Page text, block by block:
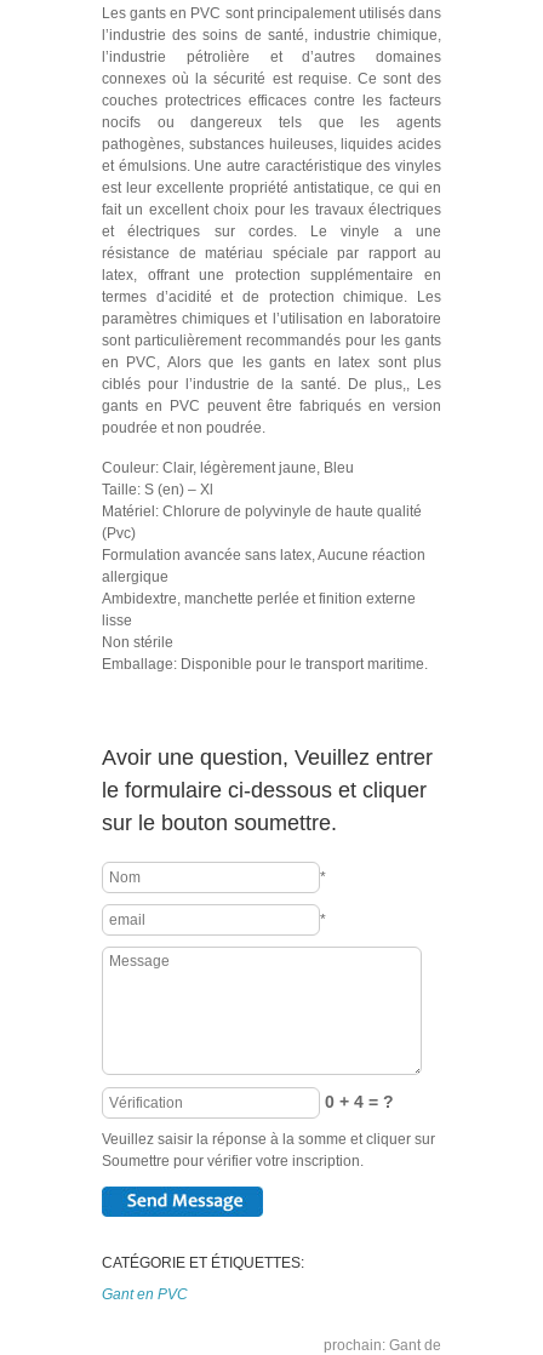
Les gants en PVC sont principalement utilisés dans
l’industrie des soins de santé, industrie chimique,
l’industrie pétrolière et d’autres domaines
connexes où la sécurité est requise. Ce sont des
couches protectrices efficaces contre les facteurs
nocifs ou dangereux tels que les agents
pathogènes, substances huileuses, liquides acides
et émulsions. Une autre caractéristique des vinyles
est leur excellente propriété antistatique, ce qui en
fait un excellent choix pour les travaux électriques
et électriques sur cordes. Le vinyle a une
résistance de matériau spéciale par rapport au
latex, offrant une protection supplémentaire en
termes d’acidité et de protection chimique. Les
paramètres chimiques et l’utilisation en laboratoire
sont particulièrement recommandés pour les gants
en PVC, Alors que les gants en latex sont plus
ciblés pour l’industrie de la santé. De plus,, Les
gants en PVC peuvent être fabriqués en version
poudrée et non poudrée.
Couleur: Clair, légèrement jaune, Bleu
Taille: S (en) – Xl
Matériel: Chlorure de polyvinyle de haute qualité
(Pvc)
Formulation avancée sans latex, Aucune réaction
allergique
Ambidextre, manchette perlée et finition externe
lisse
Non stérile
Emballage: Disponible pour le transport maritime.
Avoir une question, Veuillez entrer
le formulaire ci-dessous et cliquer
sur le bouton soumettre.
*
*
0 + 4 = ?
Veuillez saisir la réponse à la somme et cliquer sur
Soumettre pour vérifier votre inscription.
CATÉGORIE ET ÉTIQUETTES:
Gant en PVC
prochain: Gant de